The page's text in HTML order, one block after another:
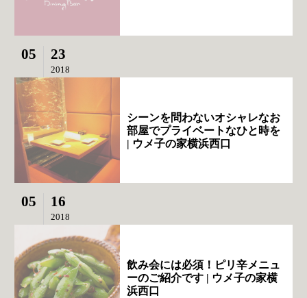
05 23
2018
シーンを問わないオシャレなお
部屋でプライベートなひと時を
| ウメ子の家横浜西口
05 16
2018
飲み会には必須！ピリ辛メニュ
ーのご紹介です | ウメ子の家横
浜西口